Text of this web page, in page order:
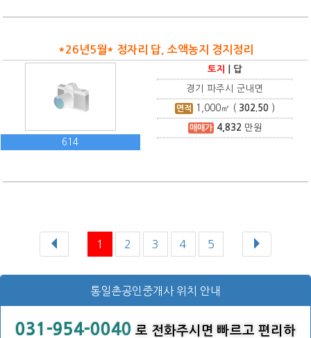
*26년5월* 정자리 답, 소액농지 경지정리
614
토지 답
경기 파주시 군내면
면적 1,000㎡ ( 302.50 )
매매가 4,832 만원
1 2 3 4 5
통일촌공인중개사 위치 안내
031-954-0040 로 전화주시면 빠르고 편리하